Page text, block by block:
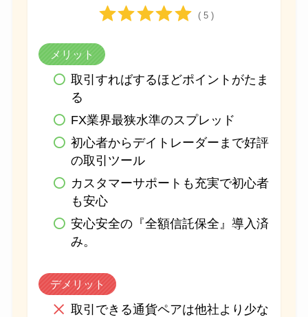
( 5 )
メリット
取引すればするほどポイントがたま
る
FX業界最狭水準のスプレッド
初心者からデイトレーダーまで好評
の取引ツール
カスタマーサポートも充実で初心者
も安心
安心安全の『全額信託保全』導入済
み。
デメリット
取引できる通貨ペアは他社より少な